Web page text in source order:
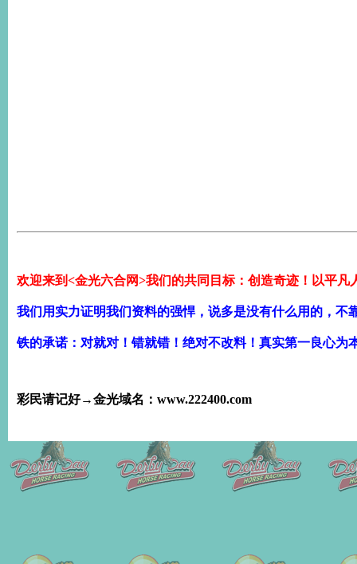
欢迎来到<金光六合网>我们的共同目标：创造奇迹！以平凡
我们用实力证明我们资料的强悍，说多是没有什么用的，不
铁的承诺：对就对！错就错！绝对不改料！真实第一良心为
彩民请记好→金光域名：www.222400.com